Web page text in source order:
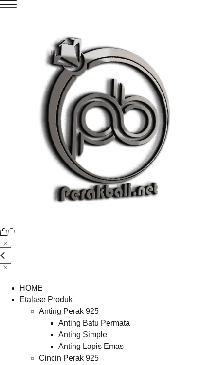
HOME
Etalase Produk
Anting Perak 925
Anting Batu Permata
Anting Simple
Anting Lapis Emas
Cincin Perak 925